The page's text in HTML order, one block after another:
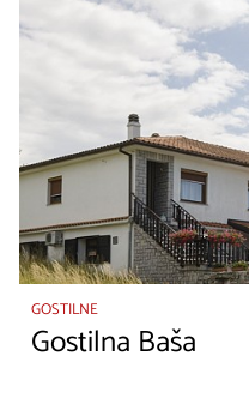
GOSTILNE
Gostilna Baša